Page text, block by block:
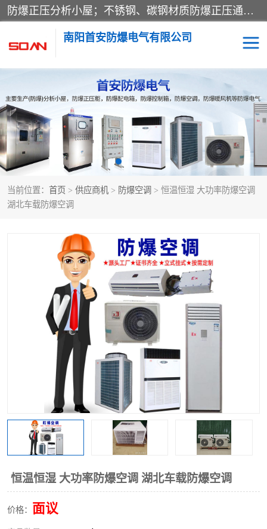
防爆正压分析小屋；不锈钢、碳钢材质防爆正压通风柜，分上下、左右、外挂三种款式；立式、挂式防爆配电柜体；不锈钢、碳钢防爆变频、磁力、星三角启动器；不锈钢、碳钢、铸铝防爆控制箱柜；可操作按键、多块式防爆仪表箱；多材质防爆接线箱；台式防爆电脑、防爆监视器。产品适配石油、化工、煤炭、电力、纺织、酿酒、航天、铁路、冶金、船舶、消防、市政等多行业工况使用。
南阳首安防爆电气有限公司
当前位置： 首页 > 供应商机 > 防爆空调 > 恒温恒湿 大功率防爆空调
湖北车载防爆空调
恒温恒湿 大功率防爆空调 湖北车载防爆空调
价格： 面议
防爆小屋 防爆正压柜
防爆空调 防爆配电箱
防爆控制箱 防爆接线箱
防爆操作柱 防爆监视显示器